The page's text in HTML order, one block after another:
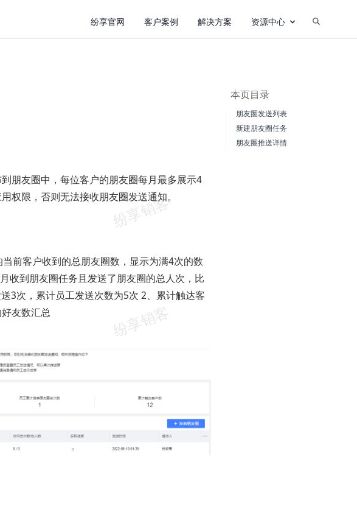
纷享官网 客户案例 解决方案 资源中心
朋友圈中，每位客户的朋友圈每月最多展示4
权限，否则无法接收朋友圈发送通知。
前客户收到的总朋友圈数，显示为满4次的数
收到朋友圈任务且发送了朋友圈的总人次，比
3次，累计员工发送次数为5次 2、累计触达客
友数汇总
本页目录
朋友圈发送列表
新建朋友圈任务
朋友圈推送详情